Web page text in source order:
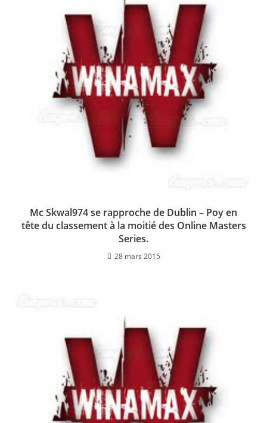
Mc Skwal974 se rapproche de Dublin – Poy en
tête du classement à la moitié des Online Masters
Series.
28 mars 2015